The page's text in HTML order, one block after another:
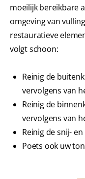
moeilijk bereikbare
omgeving van
restauratieve
volgt schoon:
Reinig de
vervolgens van
Reinig de
vervolgens van
Reinig de snij-
Poets ook uw